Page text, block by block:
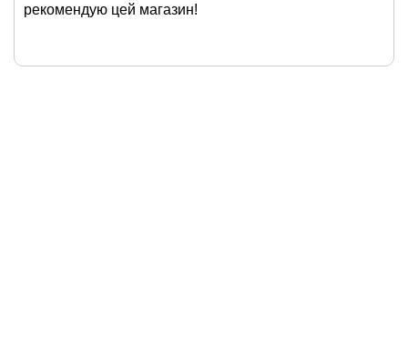
рекомендую цей магазин!